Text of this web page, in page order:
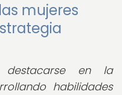
mujeres
destacarse en la
habilidades